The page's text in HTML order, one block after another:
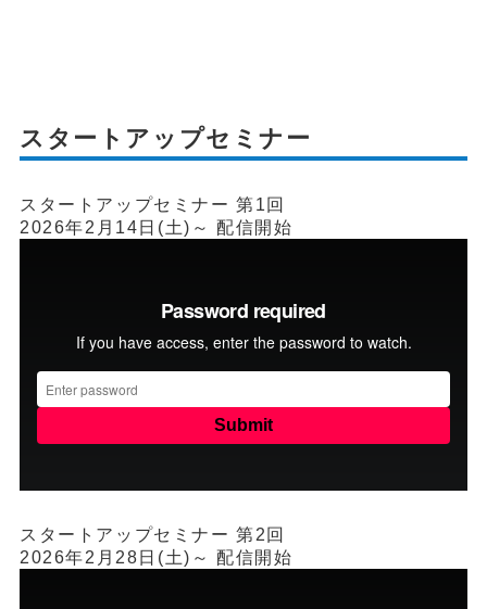
スタートアップセミナー
スタートアップセミナー 第1回
2026年2月14日(土)～ 配信開始
スタートアップセミナー 第2回
2026年2月28日(土)～ 配信開始